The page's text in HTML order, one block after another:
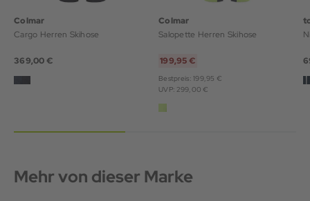
Colmar
Cargo Herren Skihose
369,00 €
Colmar
Salopette Herren Skihose
199,95 €
Bestpreis: 199,95 €
UVP: 299,00 €
Mehr von dieser Marke